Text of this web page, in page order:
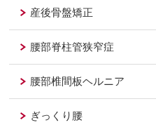
産後骨盤矯正
腰部脊柱管狭窄症
腰部椎間板ヘルニア
ぎっくり腰